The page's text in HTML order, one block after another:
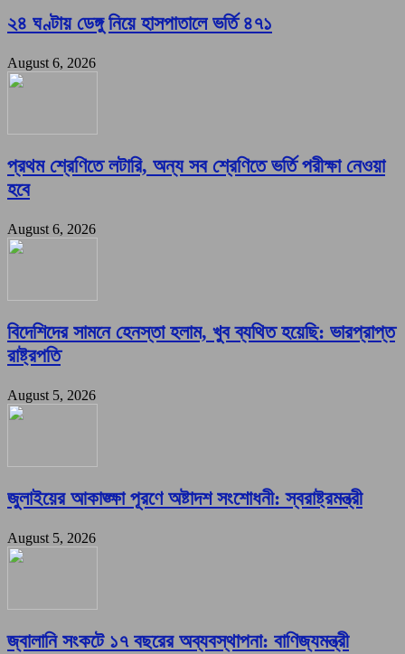
২৪ ঘণ্টায় ডেঙ্গু নিয়ে হাসপাতালে ভর্তি ৪৭১
August 6, 2026
প্রথম শ্রেণিতে লটারি, অন্য সব শ্রেণিতে ভর্তি পরীক্ষা নেওয়া
হবে
August 6, 2026
বিদেশিদের সামনে হেনস্তা হলাম, খুব ব্যথিত হয়েছি: ভারপ্রাপ্ত
রাষ্ট্রপতি
August 5, 2026
জুলাইয়ের আকাঙ্ক্ষা পূরণে অষ্টাদশ সংশোধনী: স্বরাষ্ট্রমন্ত্রী
August 5, 2026
জ্বালানি সংকটে ১৭ বছরের অব্যবস্থাপনা: বাণিজ্যমন্ত্রী